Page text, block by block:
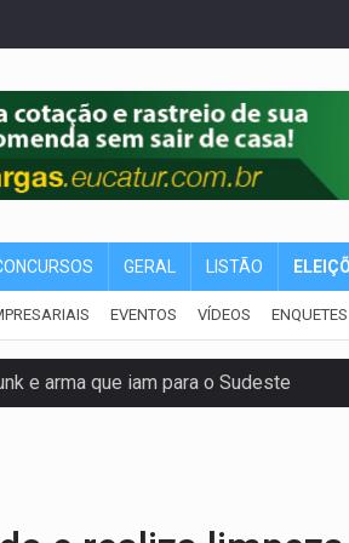
GERAL LISTÃO
EVENTOS VÍDEOS ENQUETES